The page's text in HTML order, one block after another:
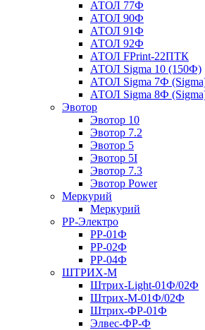
АТОЛ 77Ф
АТОЛ 90Ф
АТОЛ 91Ф
АТОЛ 92Ф
АТОЛ FPrint-22ПТК
АТОЛ Sigma 10 (150Ф)
АТОЛ Sigma 7Ф
АТОЛ Sigma 8Ф
Эвотор
Эвотор 10
Эвотор 7.2
Эвотор 5
Эвотор 5I
Эвотор 7.3
Эвотор Power
Меркурий
Меркурий
РР-Электро
РР-01Ф
РР-02Ф
РР-04Ф
ШТРИХ-М
Штрих-Light-01Ф/02Ф
Штрих-М-01Ф/02Ф
Штрих-ФР-01Ф
Элвес-ФР-Ф